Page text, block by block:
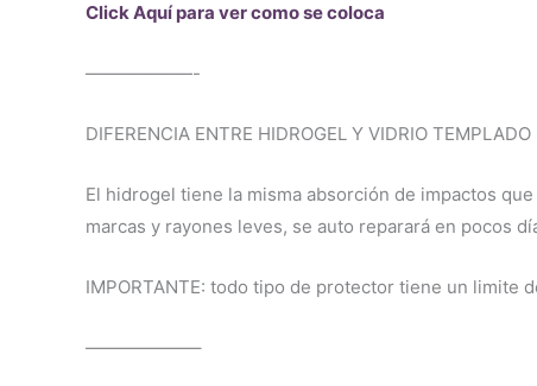
Click Aquí para ver como se coloca
——————-
DIFERENCIA ENTRE HIDROGEL Y VIDRIO TEMPLADO
El hidrogel tiene la misma absorción de impactos
marcas y rayones leves, se auto reparará en pocos
IMPORTANTE: todo tipo de protector tiene un limite
——————–